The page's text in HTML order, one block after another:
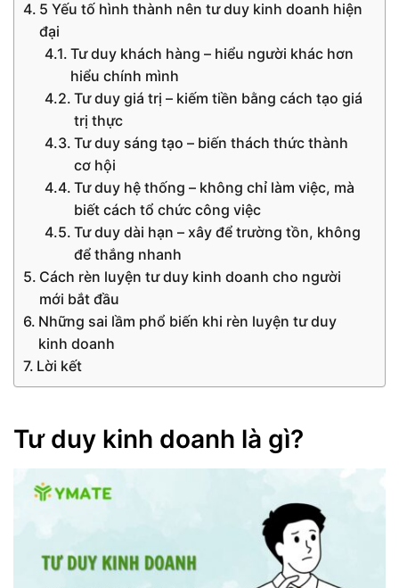
5 Yếu tố hình thành nên tư duy kinh doanh hiện
đại
Tư duy khách hàng – hiểu người khác hơn
hiểu chính mình
Tư duy giá trị – kiếm tiền bằng cách tạo giá
trị thực
Tư duy sáng tạo – biến thách thức thành
cơ hội
Tư duy hệ thống – không chỉ làm việc, mà
biết cách tổ chức công việc
Tư duy dài hạn – xây để trường tồn, không
để thắng nhanh
Cách rèn luyện tư duy kinh doanh cho người
mới bắt đầu
Những sai lầm phổ biến khi rèn luyện tư duy
kinh doanh
Lời kết
Tư duy kinh doanh là gì?